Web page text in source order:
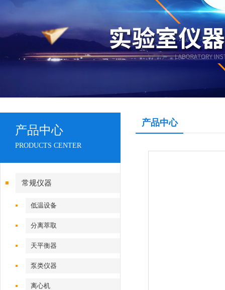
产品中心
PRODUCTS CENTER
常规仪器
低温设备
分离萃取
天平衡器
泵类仪器
离心机
产品中心